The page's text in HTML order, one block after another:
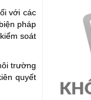
với các
pháp
soát
trường
quyết